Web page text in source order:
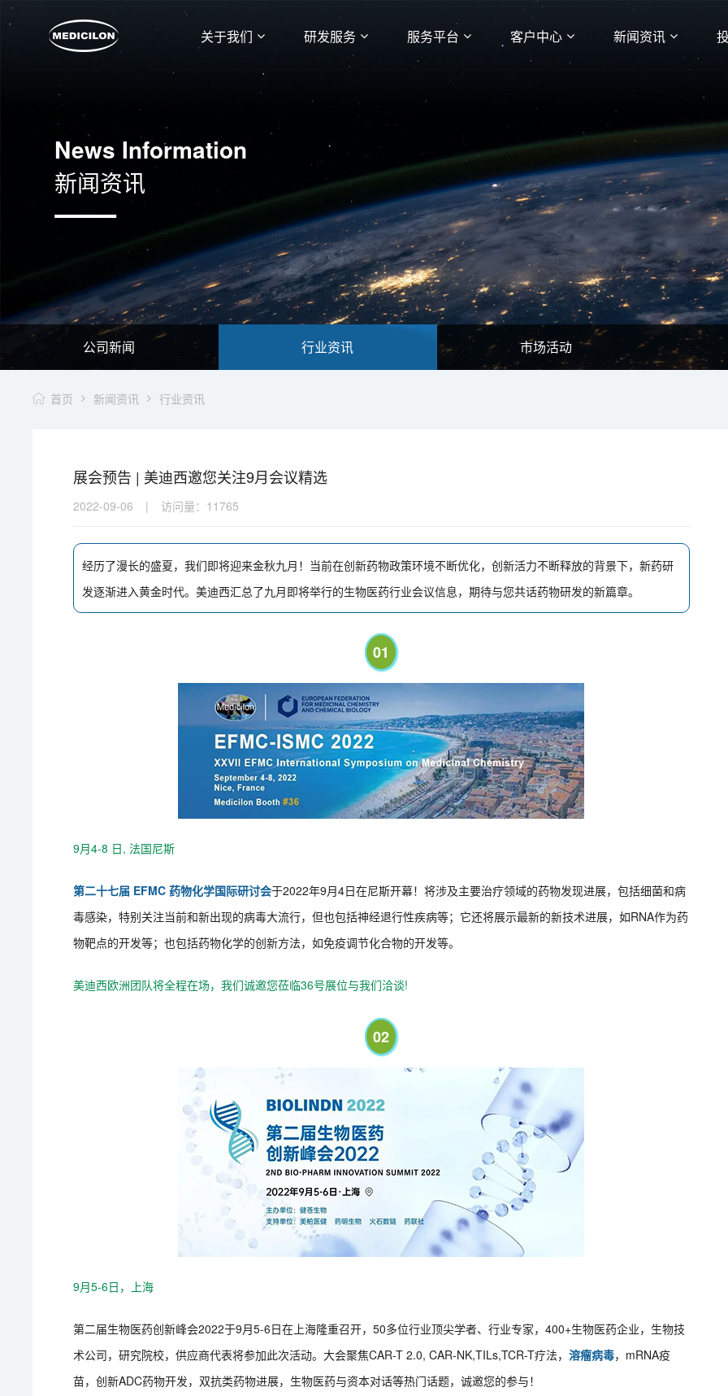
关于我们 研发服务 服务平台 客户中心 新闻资讯
News Information
新闻资讯
公司新闻 行业资讯 市场活动
首页 新闻资讯 行业资讯
展会预告 | 美迪西邀您关注9月会议精选
2022-09-06 | 访问量： 11765
经历了漫长的盛夏，我们即将迎来金秋九月！当前在创新药物政策环境不断优化，创新活力不断释放的背景下，新药研
发逐渐进入黄金时代。美迪西汇总了九月即将举行的生物医药行业会议信息，期待与您共话药物研发的新篇章。
01
9月4-8 日, 法国尼斯
第二十七届 EFMC 药物化学国际研讨会于2022年9月4日在尼斯开幕！将涉及主要治疗领域的药物发现进展，包括细菌和病
毒感染，特别关注当前和新出现的病毒大流行，但也包括神经退行性疾病等；它还将展示最新的新技术进展，如RNA作为药
物靶点的开发等；也包括药物化学的创新方法，如免疫调节化合物的开发等。
美迪西欧洲团队将全程在场，我们诚邀您莅临36号展位与我们洽谈!
02
9月5-6日，上海
第二届生物医药创新峰会2022于9月5-6日在上海隆重召开，50多位行业顶尖学者、行业专家，400+生物医药企业，生物技
术公司，研究院校，供应商代表将参加此次活动。大会聚焦CAR-T 2.0, CAR-NK,TILs,TCR-T疗法，溶瘤病毒，mRNA疫
苗，创新ADC药物开发，双抗类药物进展，生物医药与资本对话等热门话题，诚邀您的参与！